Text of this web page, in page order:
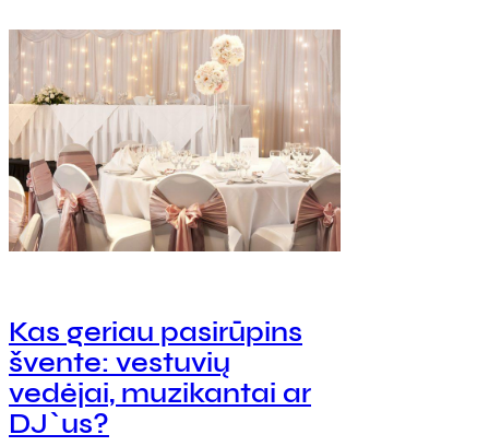
Kas geriau pasirūpins
švente: vestuvių
vedėjai, muzikantai ar
DJ`us?